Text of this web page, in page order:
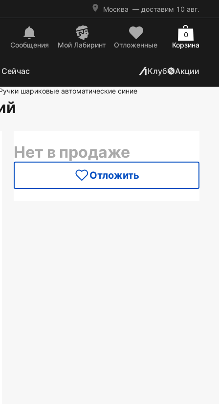
Москва — доставим 10 авг.
Сообщения Mой Лабиринт Отложенные Корзина
0
Клуб Акции
шариковые автоматические синие
Нет в продаже
Отложить